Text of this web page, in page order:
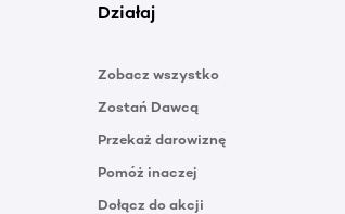
Działaj
Zobacz wszystko
Zostań Dawcą
Przekaż darowiznę
Pomóż inaczej
Dołącz do akcji